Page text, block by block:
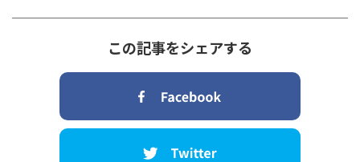
この記事をシェアする